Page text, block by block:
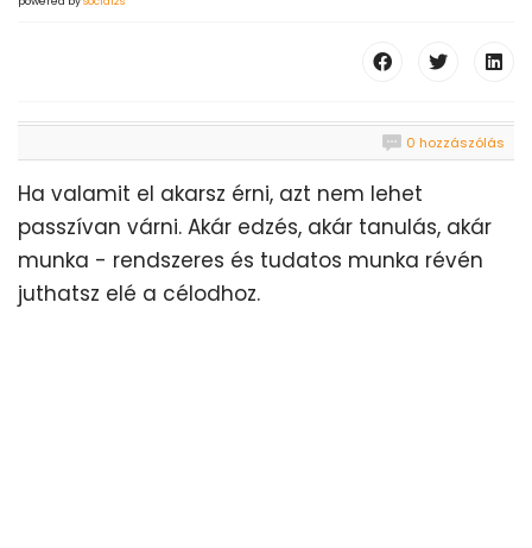
0 hozzászólás
Ha valamit el akarsz érni, azt nem lehet
passzívan várni. Akár edzés, akár tanulás, akár
munka - rendszeres és tudatos munka révén
juthatsz elé a célodhoz.